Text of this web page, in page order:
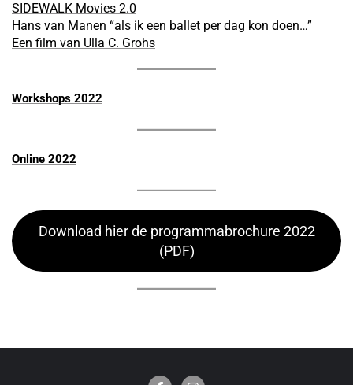
SIDEWALK Movies 2.0
Hans van Manen “als ik een ballet per dag kon doen…”
Een film van Ulla C. Grohs
Workshops 2022
Online 2022
Download hier de programmabrochure 2022
(PDF)